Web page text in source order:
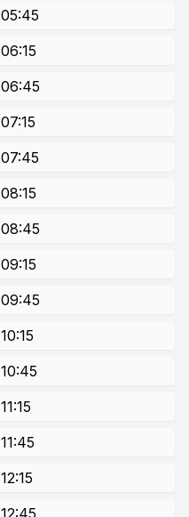
05:45
06:15
06:45
07:15
07:45
08:15
08:45
09:15
09:45
10:15
10:45
11:15
11:45
12:15
12:45